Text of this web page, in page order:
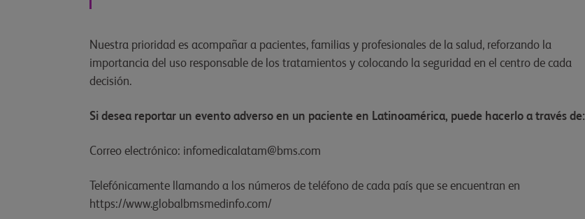
Nuestra prioridad es acompañar a pacientes, familias y profesionales de la salud, reforzando la
importancia del uso responsable de los tratamientos y colocando la seguridad en el centro de cada
decisión.
Si desea reportar un evento adverso en un paciente en Latinoamérica, puede hacerlo a través de:
Correo electrónico: infomedicalatam@bms.com
Telefónicamente llamando a los números de teléfono de cada país que se encuentran en
https://www.globalbmsmedinfo.com/